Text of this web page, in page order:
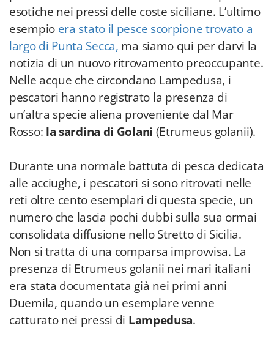
esotiche nei pressi delle coste siciliane. L’ultimo
esempioera stato il pesce scorpione trovato a
largo di Punta Secca, ma siamo qui per darvi la
notizia di un nuovo ritrovamento preoccupante.
Nelle acque che circondano Lampedusa, i
pescatori hanno registrato la presenza di
un’altra specie aliena proveniente dal Mar
Rosso: la sardina di Golani (Etrumeus golanii).
Durante una normale battuta di pesca dedicata
alle acciughe, i pescatori si sono ritrovati nelle
reti oltre cento esemplari di questa specie, un
numero che lascia pochi dubbi sulla sua ormai
consolidata diffusione nello Stretto di Sicilia.
Non si tratta di una comparsa improvvisa. La
presenza di Etrumeus golanii nei mari italiani
era stata documentata già nei primi anni
Duemila, quando un esemplare venne
catturato nei pressi di Lampedusa.